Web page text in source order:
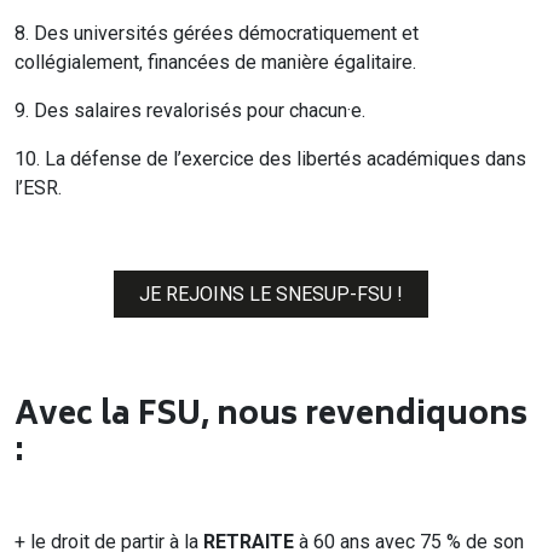
8. Des universités gérées démocratiquement et
collégialement, financées de manière égalitaire.
9. Des salaires revalorisés pour chacun·e.
10. La défense de l’exercice des libertés académiques dans
l’ESR.
JE REJOINS LE SNESUP-FSU !
Avec la FSU, nous revendiquons
:
+ le droit de partir à la RETRAITE à 60 ans avec 75 % de son